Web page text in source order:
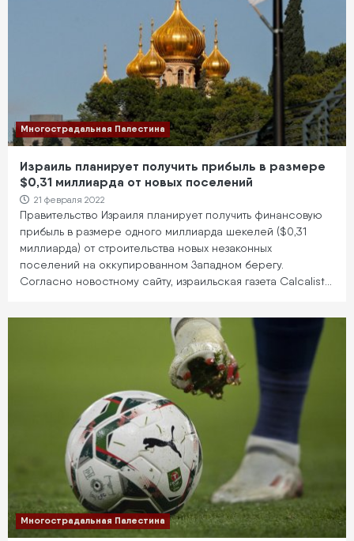
Многострадальная Палестина
Израиль планирует получить прибыль в размере
$0,31 миллиарда от новых поселений
21 февраля 2022
Правительство Израиля планирует получить финансовую
прибыль в размере одного миллиарда шекелей ($0,31
миллиарда) от строительства новых незаконных
поселений на оккупированном Западном берегу.
Согласно новостному сайту, израильская газета Calcalist…
Многострадальная Палестина